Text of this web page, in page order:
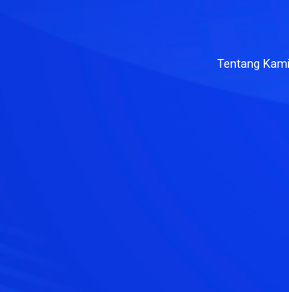
Tentang Kami